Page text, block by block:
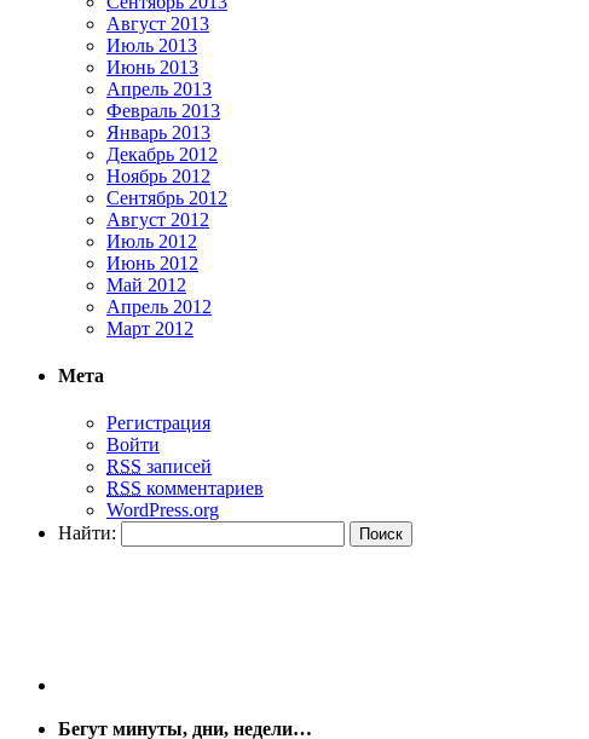
Август 2013
Июль 2013
Июнь 2013
Апрель 2013
Февраль 2013
Январь 2013
Декабрь 2012
Ноябрь 2012
Сентябрь 2012
Август 2012
Июль 2012
Июнь 2012
Май 2012
Апрель 2012
Март 2012
Мета
Регистрация
Войти
RSS записей
RSS комментариев
WordPress.org
Найти:
Бегут минуты, дни, недели…